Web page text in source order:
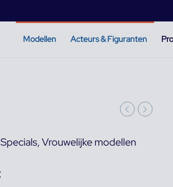
Modellen Acteurs & Figuranten
Specials,Vrouwelijke modellen